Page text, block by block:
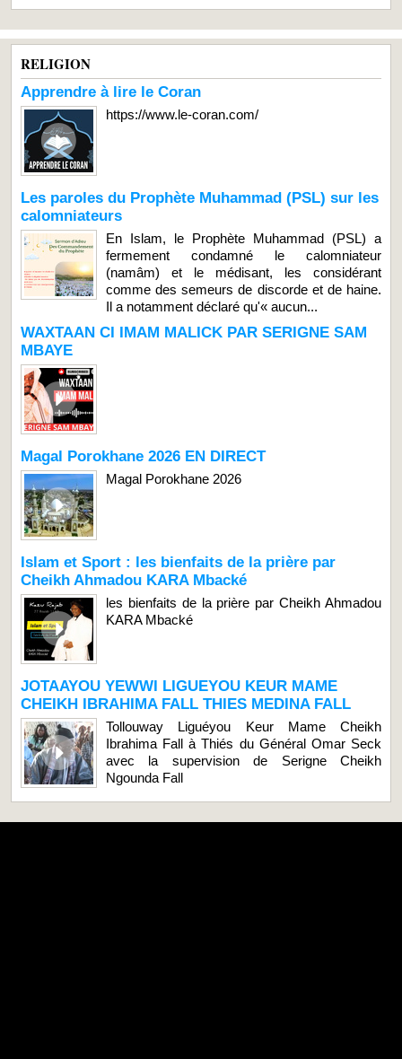
RELIGION
Apprendre à lire le Coran
https://www.le-coran.com/
Les paroles du Prophète Muhammad (PSL) sur les
calomniateurs
En Islam, le Prophète Muhammad (PSL) a
fermement condamné le calomniateur
(namâm) et le médisant, les considérant
comme des semeurs de discorde et de haine.
Il a notamment déclaré qu'« aucun...
WAXTAAN CI IMAM MALICK PAR SERIGNE SAM
MBAYE
Magal Porokhane 2026 EN DIRECT
Magal Porokhane 2026
Islam et Sport : les bienfaits de la prière par
Cheikh Ahmadou KARA Mbacké
les bienfaits de la prière par Cheikh Ahmadou
KARA Mbacké
JOTAAYOU YEWWI LIGUEYOU KEUR MAME
CHEIKH IBRAHIMA FALL THIES MEDINA FALL
Tollouway Liguéyou Keur Mame Cheikh
Ibrahima Fall à Thiés du Général Omar Seck
avec la supervision de Serigne Cheikh
Ngounda Fall